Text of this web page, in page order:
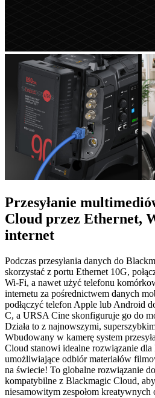
Przesyłanie
Cloud przez Ethernet,
internet
Podczas przesyłania danych do
skorzystać z portu Ethernet 10G,
Wi-Fi, a nawet użyć telefonu
internetu za pośrednictwem danych
podłączyć telefon Apple lub Android
C, a URSA Cine skonfiguruje go do
Działa to z najnowszymi,
Wbudowany w kamerę system
Cloud stanowi idealne rozwiązanie
umożliwiające odbiór materiałów
na świecie! To globalne rozwiązanie
kompatybilne z Blackmagic Cloud,
niesamowitym zespołom kreatywnych